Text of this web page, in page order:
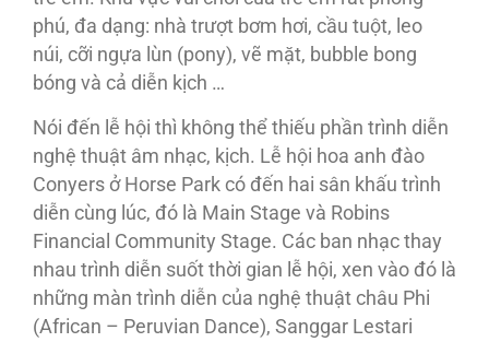
phú, đa dạng: nhà trượt bơm hơi, cầu tuột, leo
núi, cỡi ngựa lùn (pony), vẽ mặt, bubble bong
bóng và cả diễn kịch …
Nói đến lễ hội thì không thể thiếu phần trình diễn
nghệ thuật âm nhạc, kịch. Lễ hội hoa anh đào
Conyers ở Horse Park có đến hai sân khấu trình
diễn cùng lúc, đó là Main Stage và Robins
Financial Community Stage. Các ban nhạc thay
nhau trình diễn suốt thời gian lễ hội, xen vào đó là
những màn trình diễn của nghệ thuật châu Phi
(African – Peruvian Dance), Sanggar Lestari